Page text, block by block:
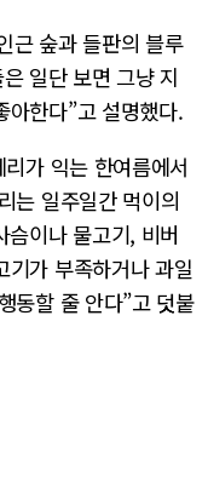
근 숲과 들판의 블루
일단 보면 그냥 지
아한다”고 설명했다.
가 익는 한여름에서
는 일주일간 먹이의
이나 물고기, 비버
가 부족하거나 과일
동할 줄 안다”고 덧붙